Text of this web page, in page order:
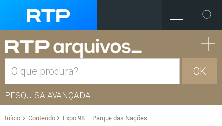
OK
PESQUISA AVANÇADA
Início Conteúdo Expo 98 – Parque das Nações